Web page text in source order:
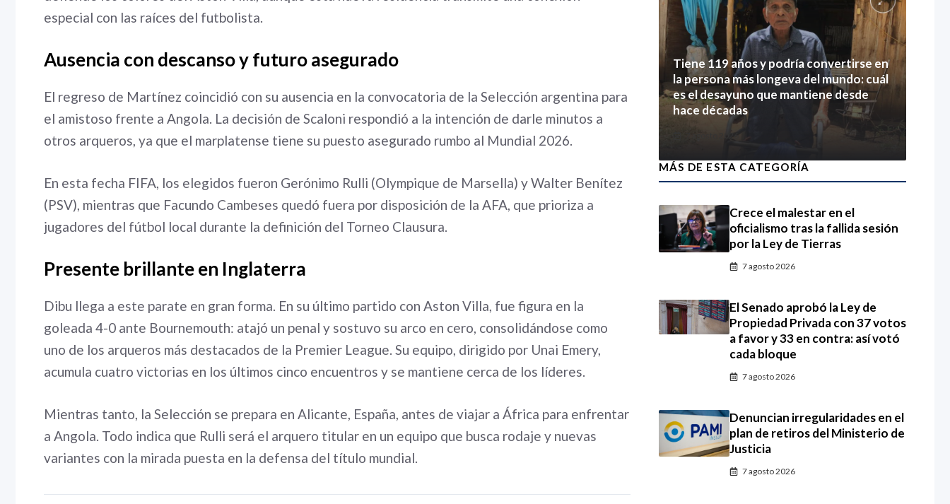
especial con las raíces del futbolista.
Ausencia con descanso y futuro asegurado
El regreso de Martínez coincidió con su ausencia en la convocatoria de la Selección argentina para
el amistoso frente a Angola. La decisión de Scaloni respondió a la intención de darle minutos a
otros arqueros, ya que el marplatense tiene su puesto asegurado rumbo al Mundial 2026.
En esta fecha FIFA, los elegidos fueron Gerónimo Rulli (Olympique de Marsella) y Walter Benítez
(PSV), mientras que Facundo Cambeses quedó fuera por disposición de la AFA, que prioriza a
jugadores del fútbol local durante la definición del Torneo Clausura.
Presente brillante en Inglaterra
Dibu llega a este parate en gran forma. En su último partido con Aston Villa, fue figura en la
goleada 4-0 ante Bournemouth: atajó un penal y sostuvo su arco en cero, consolidándose como
uno de los arqueros más destacados de la Premier League. Su equipo, dirigido por Unai Emery,
acumula cuatro victorias en los últimos cinco encuentros y se mantiene cerca de los líderes.
Mientras tanto, la Selección se prepara en Alicante, España, antes de viajar a África para enfrentar
a Angola. Todo indica que Rulli será el arquero titular en un equipo que busca rodaje y nuevas
variantes con la mirada puesta en la defensa del título mundial.
Tiene 119 años y podría convertirse en
la persona más longeva del mundo: cuál
es el desayuno que mantiene desde
hace décadas
7 agosto 2026
MÁS DE ESTA CATEGORÍA
Crece el malestar en el
oficialismo tras la fallida sesión
por la Ley de Tierras
7 agosto 2026
El Senado aprobó la Ley de
Propiedad Privada con 37 votos
a favor y 33 en contra: así votó
cada bloque
7 agosto 2026
Denuncian irregularidades en el
plan de retiros del Ministerio de
Justicia
7 agosto 2026